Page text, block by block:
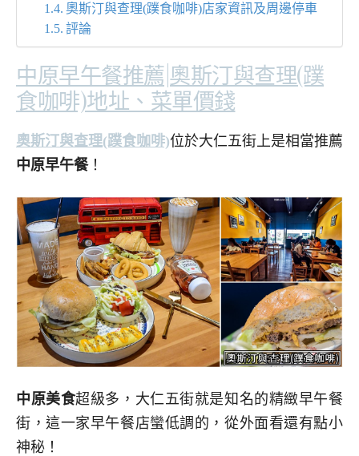
奧斯汀與查理(蹼食咖啡)店家資訊及周邊停車
評論
中原早午餐推薦|奧斯汀與查理(蹼
食咖啡)地址、菜單價錢
奧斯汀與查理(蹼食咖啡)位於大仁五街上是相當推薦
中原早午餐！
中原美食超級多，大仁五街就是知名的精緻早午餐
街，這一家早午餐店蠻低調的，從外面看還有點小
神秘！